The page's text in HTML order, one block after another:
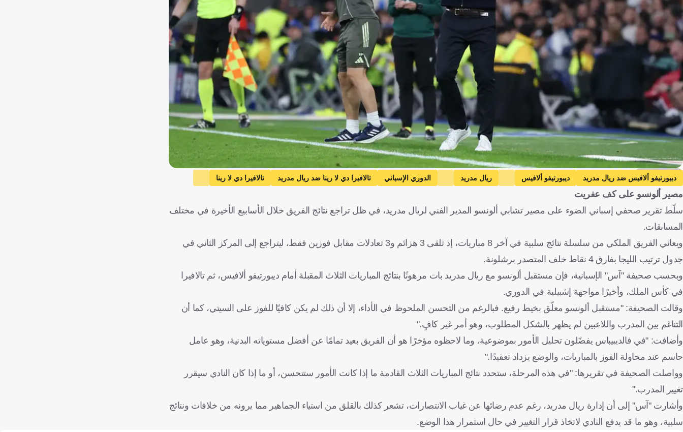
Getty Images
ديبورتيفو ألافيس ضد ريال مدريد ديبورتيفو ألافيس ريال مدريد الدوري الإسباني تالافيرا دي لا رينا ضد ريال مدريد
تالافيرا دي لا رينا
كأس ملك إسبانيا
تشابي ألونسو
مصير ألونسو على كف عفريت
سلّط تقرير صحفي إسباني الضوء على مصير تشابي ألونسو المدير الفني لريال مدريد، في ظل تراجع نتائج الفريق خلال الأسابيع الأخيرة في مختلف
المسابقات.
ويعاني الفريق الملكي من سلسلة نتائج سلبية في آخر 8 مباريات، إذ تلقى 3 هزائم و3 تعادلات مقابل فوزين فقط، ليتراجع إلى المركز الثاني في
جدول ترتيب الليجا بفارق 4 نقاط خلف المتصدر برشلونة.
وبحسب صحيفة "آس" الإسبانية، فإن مستقبل ألونسو مع ريال مدريد بات مرهونًا بنتائج المباريات الثلاث المقبلة أمام ديبورتيفو ألافيس، ثم تالافيرا
في كأس الملك، وأخيرًا مواجهة إشبيلية في الدوري.
وقالت الصحيفة: "مستقبل ألونسو معلّق بخيط رفيع. فبالرغم من التحسن الملحوظ في الأداء، إلا أن ذلك لم يكن كافيًا للفوز على السيتي، كما أن
التناغم بين المدرب واللاعبين لم يظهر بالشكل المطلوب، وهو أمر غير كافٍ."
وأضافت: "في فالديبيباس يفضّلون تحليل الأمور بموضوعية، وما لاحظوه مؤخرًا هو أن الفريق بعيد تمامًا عن أفضل مستوياته البدنية، وهو عامل
حاسم عند محاولة الفوز بالمباريات، والوضع يزداد تعقيدًا."
وواصلت الصحيفة في تقريرها: "في هذه المرحلة، ستحدد نتائج المباريات الثلاث القادمة ما إذا كانت الأمور ستتحسن، أو ما إذا كان النادي سيقرر
تغيير المدرب."
وأشارت "آس" إلى أن إدارة ريال مدريد، رغم عدم رضائها عن غياب الانتصارات، تشعر كذلك بالقلق من استياء الجماهير مما يرونه من خلافات ونتائج
سلبية، وهو ما قد يدفع النادي لاتخاذ قرار التغيير في حال استمرار هذا الوضع.